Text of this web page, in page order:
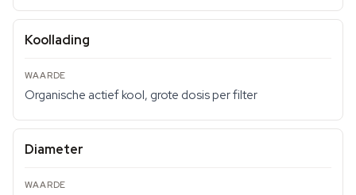
Koollading
Organische actief kool, grote dosis per filter
Diameter